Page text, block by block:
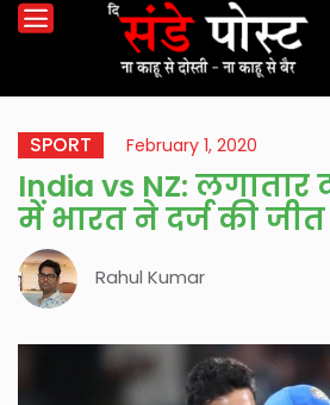
SPORT February 1, 2020
India vs NZ:
में भारत ने दर्ज की जीत
Rahul Kumar